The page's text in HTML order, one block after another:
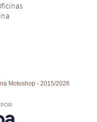
Motoshop -2015/2026